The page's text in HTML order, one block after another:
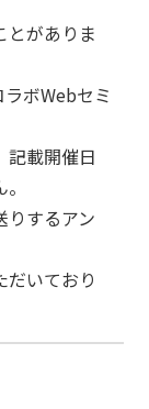
がありま
ボWebセミ
載開催日
するアン
いており